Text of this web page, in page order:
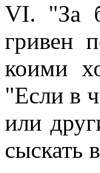
VI. "За
гривен
коими
"Если в
или
сыскать